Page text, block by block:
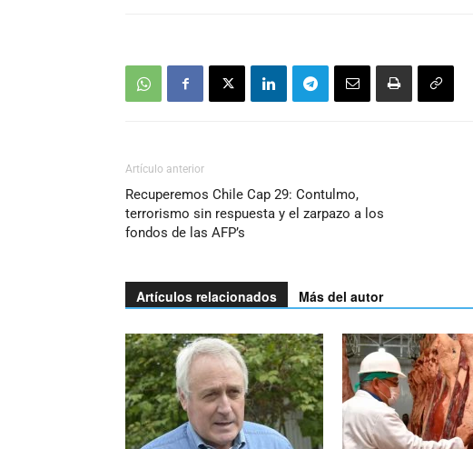
Artículo anterior
Recuperemos Chile Cap 29: Contulmo,
terrorismo sin respuesta y el zarpazo a los
fondos de las AFP’s
Artículos relacionados Más del autor